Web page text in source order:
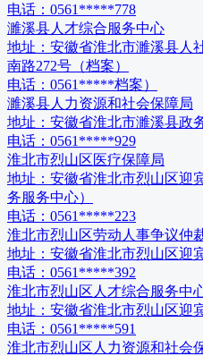
电话： 0561*****778
濉溪县人才综合服务中心
地址： 安徽省淮北市濉溪县人
南路272号（档案）
电话： 0561*****档案）
濉溪县人力资源和社会保障局
地址： 安徽省淮北市濉溪县政
电话： 0561*****929
淮北市烈山区医疗保障局
地址： 安徽省淮北市烈山区迎
务服务中心）
电话： 0561*****223
淮北市烈山区劳动人事争议仲
地址： 安徽省淮北市烈山区迎
电话： 0561*****392
淮北市烈山区人才综合服务中
地址： 安徽省淮北市烈山区迎
电话： 0561*****591
淮北市烈山区人力资源和社会